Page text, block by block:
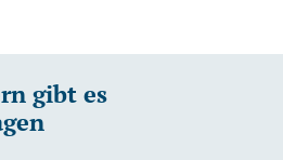
gibt es